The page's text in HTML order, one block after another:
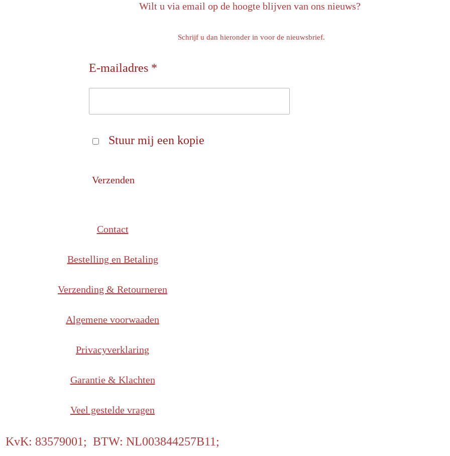
Wilt u via email op de hoogte blijven van ons nieuws?
Schrijf u dan hieronder in voor de nieuwsbrief.
E-mailadres *
Stuur mij een kopie
Verzenden
Contact
Bestelling en Betaling
Verzending & Retourneren
Algemene voorwaaden
Privacyverklaring
Garantie & Klachten
Veel gestelde vragen
KvK: 83579001; BTW: NL003844257B11;